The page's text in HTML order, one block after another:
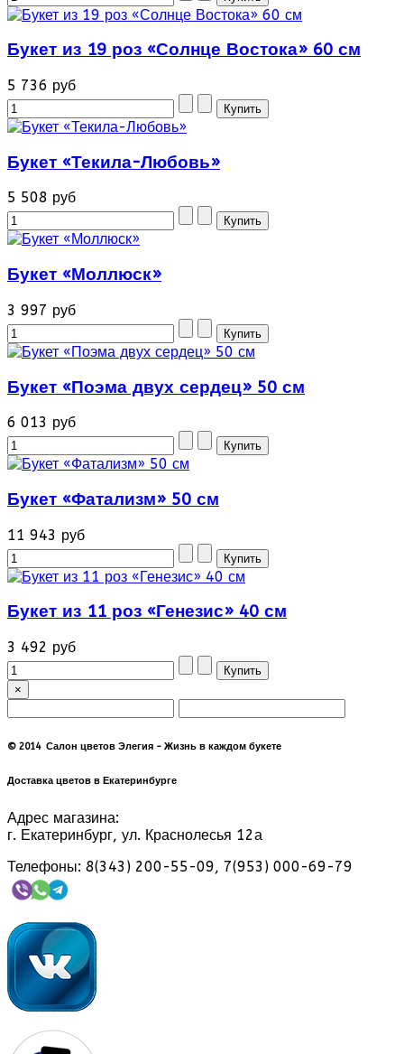
Букет из 19 роз «Солнце Востока» 60 см
5 736 руб
Букет «Текила-Любовь»
5 508 руб
Букет «Моллюск»
3 997 руб
Букет «Поэма двух сердец» 50 см
6 013 руб
Букет «Фатализм» 50 см
11 943 руб
Букет из 11 роз «Генезис» 40 см
3 492 руб
×
© 2014 Салон цветов Элегия - Жизнь в каждом букете
Доставка цветов в Екатеринбурге
Адрес магазина:
г. Екатеринбург, ул. Краснолесья 12а
Телефоны: 8(343) 200-55-09, 7(953) 000-69-79